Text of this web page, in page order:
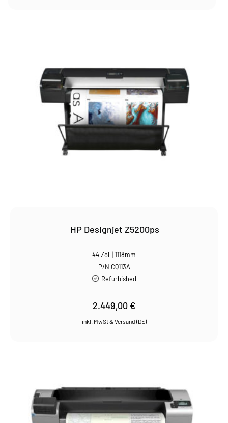
HP Designjet Z5200ps
44 Zoll | 1118mm
P/N CQ113A
Refurbished
2.449,00 €